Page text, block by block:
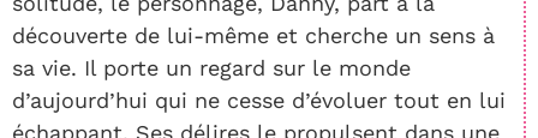
découverte de lui-même et cherche un sens à
sa vie. Il porte un regard sur le monde
d’aujourd’hui qui ne cesse d’évoluer tout en lui